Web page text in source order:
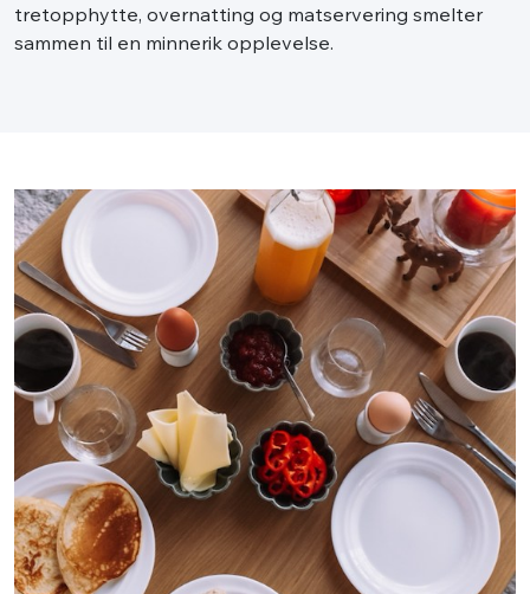
tretopphytte, overnatting og matservering smelter
sammen til en minnerik opplevelse.